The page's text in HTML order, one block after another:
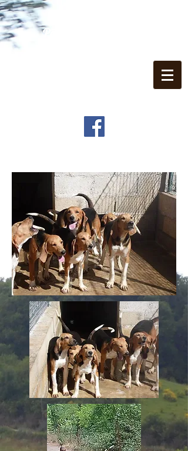
Panství Puy d'Auzon